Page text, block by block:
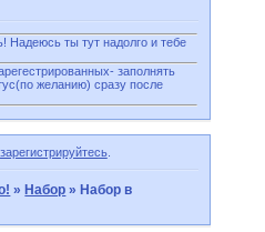
Надеюсь ты тут надолго и тебе
заполнять
желанию) сразу после
зарегистрируйтесь.
» Набор » Набор в